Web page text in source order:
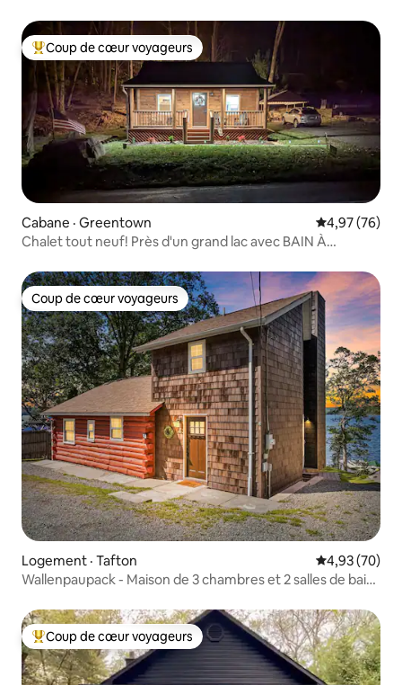
Coup de cœur voyageurs parmi les plus aimés
Coup de cœur voyageurs
Cabane · Greentown Note
4,97 (76)
Chalet tout neuf! Près d'un grand lac avec BAIN À
Coup de cœur voyageurs
Coup de cœur voyageurs
Logement · Tafton Note
4,93 (70)
Wallenpaupack - Maison de 3 chambres et 2 salles de bain
Coup de cœur voyageurs parmi les plus aimés
Coup de cœur voyageurs